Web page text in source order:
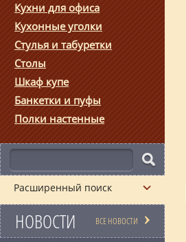
Кухни для офиса
Кухонные уголки
Стулья и табуретки
Столы
Шкаф купе
Банкетки и пуфы
Полки настенные
Расширенный поиск
НОВОСТИ ВСЕ НОВОСТИ